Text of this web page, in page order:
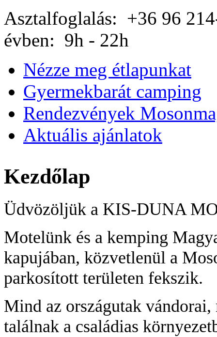
Asztalfoglalás: +36 96
évben: 9h - 22h
Nézze meg étlapunkat
Gyermekbarát camping
Rendezvények
Aktuális ajánlatok
Kezdőlap
Üdvözöljük a KIS-DUNA
Motelünk és a kemping
kapujában, közvetlenül a
parkosított területen fekszik.
Mind az országutak
találnak a családias